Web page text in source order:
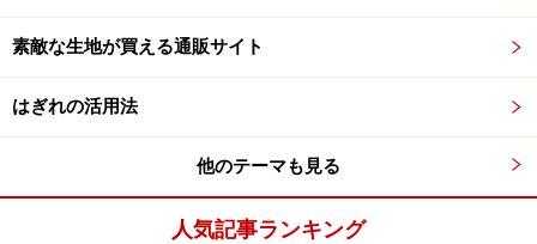
素敵な生地が買える通販サイト
はぎれの活用法
他のテーマも見る
人気記事ランキング